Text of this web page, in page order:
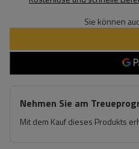
Sie können
Nehmen Sie am
Mit dem Kauf dieses Produkts